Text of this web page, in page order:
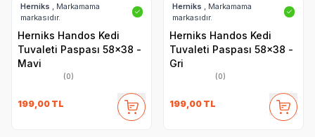
Herniks
, Markamama
markasıdır.
✓
Herniks Handos Kedi
Tuvaleti Paspası 58x38 -
Mavi
(0)
199,00 TL
Herniks
, Markamama
markasıdır.
✓
Herniks Handos Kedi
Tuvaleti Paspası 58x38 -
Gri
(0)
199,00 TL